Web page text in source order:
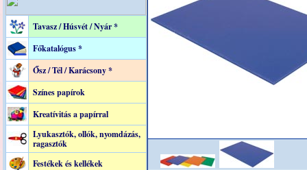
Tavasz / Húsvét / Nyár *
Főkatalógus *
Ősz / Tél / Karácsony *
Színes papírok
Kreatívitás a papírral
Lyukasztók, ollók, nyomdázás,
ragasztók
Festékek és kellékek